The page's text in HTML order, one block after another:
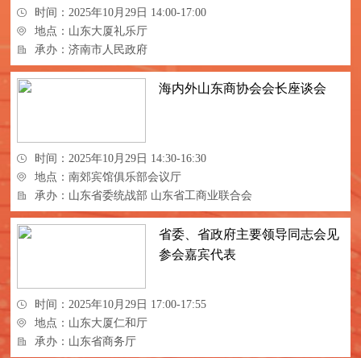
时间：2025年10月29日 14:00-17:00
地点：山东大厦礼乐厅
承办：济南市人民政府
海内外山东商协会会长座谈会
时间：2025年10月29日 14:30-16:30
地点：南郊宾馆俱乐部会议厅
承办：山东省委统战部 山东省工商业联合会
省委、省政府主要领导同志会见
参会嘉宾代表
时间：2025年10月29日 17:00-17:55
地点：山东大厦仁和厅
承办：山东省商务厅